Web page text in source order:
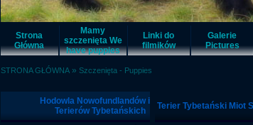
Strona
Główna
Mamy
szczenięta We
have puppies
Linki do
filmików
Galerie
Pictures
STRONA GŁÓWNA» Szczenięta - Puppies
Hodowla Nowofundlandów i
Terierów Tybetańskich
Terier Tybetański Miot